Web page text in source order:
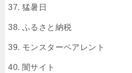
猛暑日
ふるさと納税
モンスターペアレント
闇サイト